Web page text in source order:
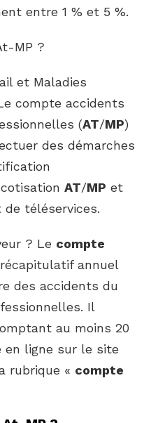
entre 1 % et 5 %.
MP ?
et Maladies
compte accidents
(AT/MP)
des démarches
AT/MP et
de téléservices.
? Le compte
annuel
des accidents du
Il
au moins 20
ligne sur le site
rubrique « compte